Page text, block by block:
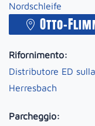
Nordschleife
Otto-
Rifornimento:
Distributore ED
Herresbach
Parcheggio: